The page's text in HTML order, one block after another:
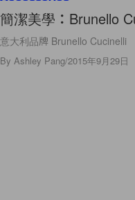
簡潔美學：Brunello
意大利品牌 Brunello Cucinelli
By Ashley Pang/2015年9月29日